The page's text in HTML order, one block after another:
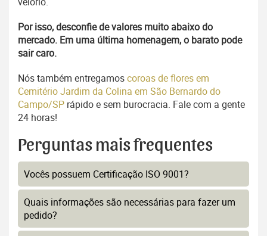
Por isso, desconfie de valores muito abaixo do
mercado. Em uma última homenagem, o barato pode
sair caro.
Nós também entregamoscoroas de flores em
Cemitério Jardim da Colina em São Bernardo do
Campo/SP rápido e sem burocracia. Fale com a gente
24 horas!
Perguntas mais frequentes
Vocês possuem Certificação ISO 9001?
Quais informações são necessárias para fazer um
pedido?